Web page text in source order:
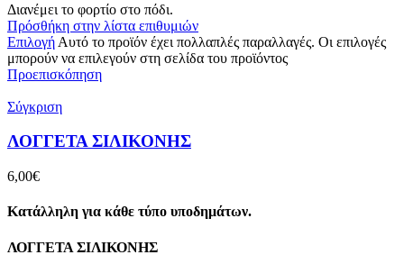
Διανέμει το φορτίο στο πόδι.
Πρόσθήκη στην λίστα επιθυμιών
Επιλογή Αυτό το προϊόν έχει πολλαπλές παραλλαγές. Οι επιλογές
μπορούν να επιλεγούν στη σελίδα του προϊόντος
Προεπισκόπηση
Σύγκριση
ΛΟΓΓΕΤΑ ΣΙΛΙΚΟΝΗΣ
6,00€
Κατάλληλη για κάθε τύπο υποδημάτων.
ΛΟΓΓΕΤΑ ΣΙΛΙΚΟΝΗΣ